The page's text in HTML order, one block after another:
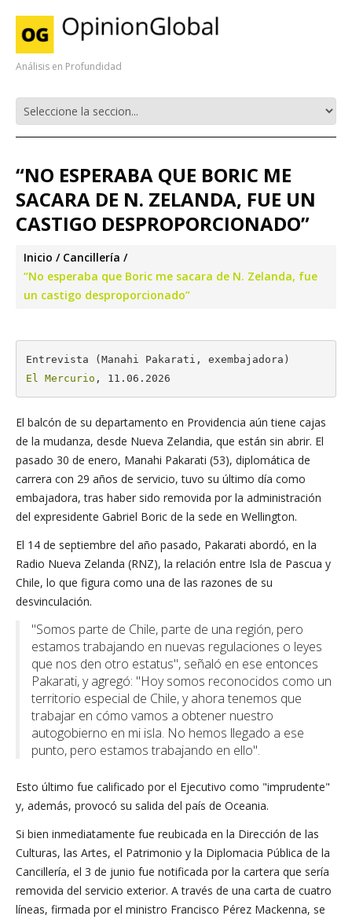
Análisis en Profundidad
“NO ESPERABA QUE BORIC ME
SACARA DE N. ZELANDA, FUE UN
CASTIGO DESPROPORCIONADO”
Inicio
Cancillería
“No esperaba que Boric me sacara de N. Zelanda, fue
un castigo desproporcionado”
El Mercurio , 11.06.2026
El balcón de su departamento en Providencia aún tiene cajas
de la mudanza, desde Nueva Zelandia, que están sin abrir. El
pasado 30 de enero, Manahi Pakarati (53), diplomática de
carrera con 29 años de servicio, tuvo su último día como
embajadora, tras haber sido removida por la administración
del expresidente Gabriel Boric de la sede en Wellington.
El 14 de septiembre del año pasado, Pakarati abordó, en la
Radio Nueva Zelanda (RNZ), la relación entre Isla de Pascua y
Chile, lo que figura como una de las razones de su
desvinculación.
"Somos parte de Chile, parte de una región, pero
estamos trabajando en nuevas regulaciones o leyes
que nos den otro estatus", señaló en ese entonces
Pakarati, y agregó: "Hoy somos reconocidos como un
territorio especial de Chile, y ahora tenemos que
trabajar en cómo vamos a obtener nuestro
autogobierno en mi isla. No hemos llegado a ese
punto, pero estamos trabajando en ello".
Esto último fue calificado por el Ejecutivo como "imprudente"
y, además, provocó su salida del país de Oceania.
Si bien inmediatamente fue reubicada en la Dirección de las
Culturas, las Artes, el Patrimonio y la Diplomacia Pública de la
Cancillería, el 3 de junio fue notificada por la cartera que sería
removida del servicio exterior. A través de una carta de cuatro
líneas, firmada por el ministro Francisco Pérez Mackenna, se